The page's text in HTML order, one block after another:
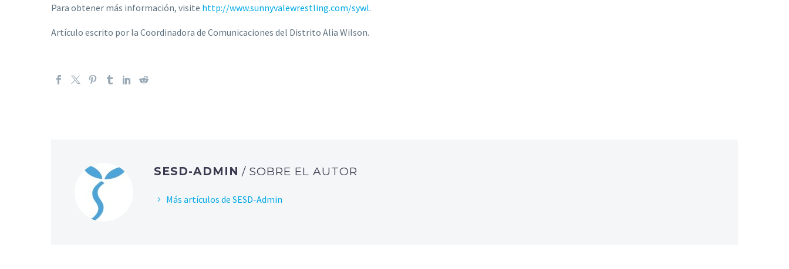
Para obtener más información, visite http://www.sunnyvalewrestling.com/sywl.
Artículo escrito por la Coordinadora de Comunicaciones del Distrito Alia Wilson.­
SESD-ADMIN/ SOBRE EL AUTOR
Más artículos de SESD-Admin